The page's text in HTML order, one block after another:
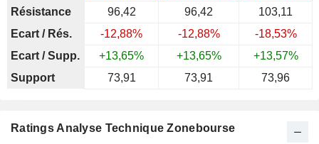
Résistance
96,42 96,42
103,11
Ecart / Rés.
-12,88% -12,88%
-18,53%
Ecart / Supp.
+13,65% +13,65%
+13,57%
Support
73,91 73,91 73,96
Ratings Analyse Technique Zonebourse